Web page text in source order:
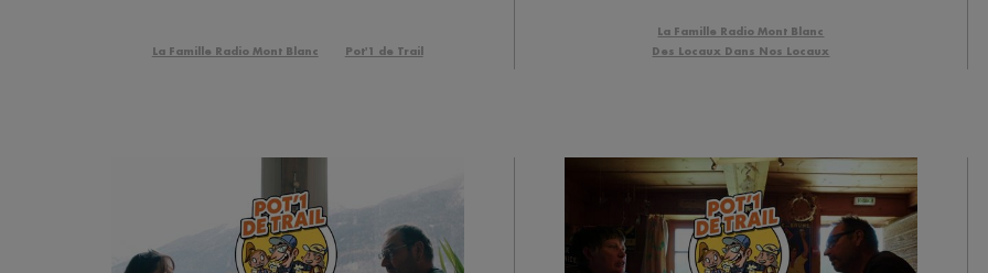
La Famille Radio Mont Blanc Pot'1 de Trail
La Famille Radio Mont Blanc
Des Locaux Dans Nos Locaux